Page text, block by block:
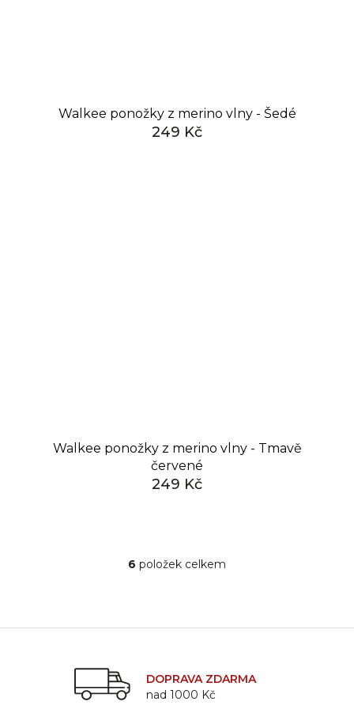
Walkee ponožky z merino vlny - Šedé
249 Kč
Walkee ponožky z merino vlny - Tmavě
červené
249 Kč
O
á
c
í
6 položek celkem
DOPRAVA ZDARMA
nad 1000 Kč